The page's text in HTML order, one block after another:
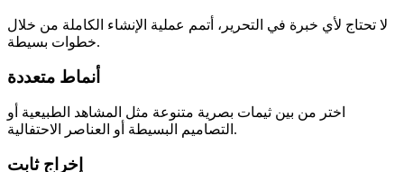
لا تحتاج لأي خبرة في التحرير، أتمم عملية الإنشاء الكاملة من خلال
خطوات بسيطة.
أنماط متعددة
اختر من بين ثيمات بصرية متنوعة مثل المشاهد الطبيعية أو
التصاميم البسيطة أو العناصر الاحتفالية.
إخراج ثابت